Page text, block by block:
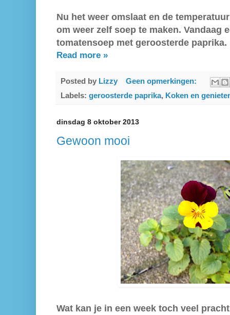
Nu het weer omslaat en de
om weer zelf soep te maken. Vandaag
tomatensoep met geroosterde paprika.
Read more »
Posted by Lizzy
Geen opmerkingen:
Labels: geroosterde paprika, Koken en
dinsdag 8 oktober 2013
Gewoon mooi
Wat kan je in een week toch veel